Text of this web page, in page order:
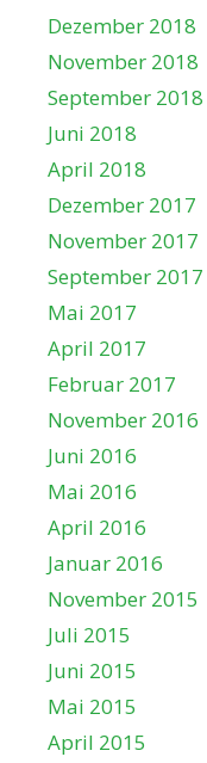
Dezember 2018
November 2018
September 2018
Juni 2018
April 2018
Dezember 2017
November 2017
September 2017
Mai 2017
April 2017
Februar 2017
November 2016
Juni 2016
Mai 2016
April 2016
Januar 2016
November 2015
Juli 2015
Juni 2015
Mai 2015
April 2015